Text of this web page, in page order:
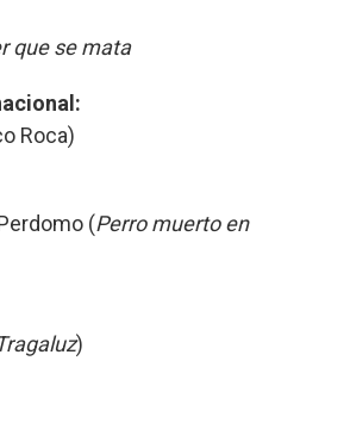
que se mata
Roca)
(Perro muerto en
)